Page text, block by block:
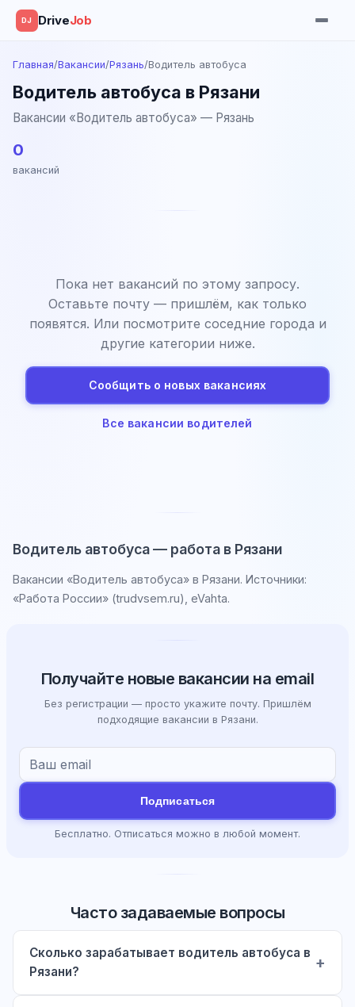
DJ DriveJob
Главная/Вакансии/Рязань/Водитель автобуса
Водитель автобуса в Рязани
Вакансии «Водитель автобуса» — Рязань
0
вакансий
Пока нет вакансий по этому запросу.
Оставьте почту — пришлём, как только
появятся. Или посмотрите соседние города и
другие категории ниже.
Сообщить о новых вакансиях
Все вакансии водителей
Водитель автобуса — работа в Рязани
Вакансии «Водитель автобуса» в Рязани. Источники:
«Работа России» (trudvsem.ru), eVahta.
Получайте новые вакансии на email
Без регистрации — просто укажите почту. Пришлём
подходящие вакансии в Рязани.
Подписаться
Бесплатно. Отписаться можно в любой момент.
Часто задаваемые вопросы
Сколько зарабатывает водитель автобуса в
Рязани?